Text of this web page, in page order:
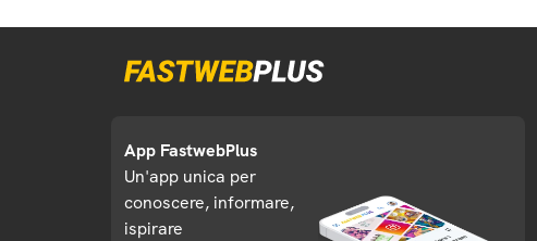
App FastwebPlus
Un'app unica per
conoscere, informare,
ispirare